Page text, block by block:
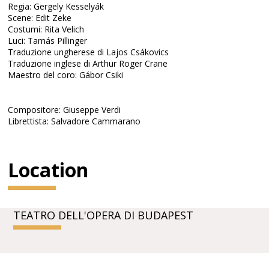
Regia: Gergely Kesselyák
Scene: Edit Zeke
Costumi: Rita Velich
Luci: Tamás Pillinger
Traduzione ungherese di Lajos Csákovics
Traduzione inglese di Arthur Roger Crane
Maestro del coro: Gábor Csiki
Compositore: Giuseppe Verdi
Librettista: Salvadore Cammarano
Location
TEATRO DELL'OPERA DI BUDAPEST